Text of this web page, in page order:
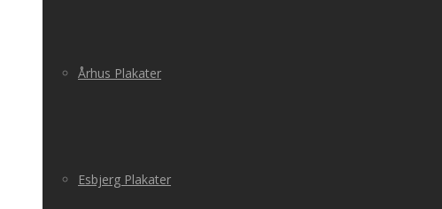
Århus Plakater
Esbjerg Plakater